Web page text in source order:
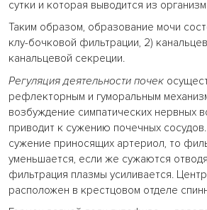
сутки и которая выводится из
Таким образом, образование мочи
клу-бочковой фильтрации, 2)
канальцевой секреции.
Регуляция деятельности почек
рефлекторным и гуморальным
возбуждение симпатических нервных
приводит к сужению почечных
сужение приносящих артериол, то
уменьшается, если же сужаются
фильтрация плазмы усиливается.
расположен в крестцовом отделе